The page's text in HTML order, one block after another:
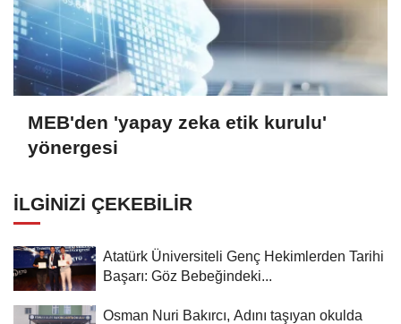
MEB'den 'yapay zeka etik kurulu'
yönergesi
İLGINIZI ÇEKEBILIR
Atatürk Üniversiteli Genç Hekimlerden Tarihi
Başarı: Göz Bebeğindeki...
Osman Nuri Bakırcı, Adını taşıyan okulda